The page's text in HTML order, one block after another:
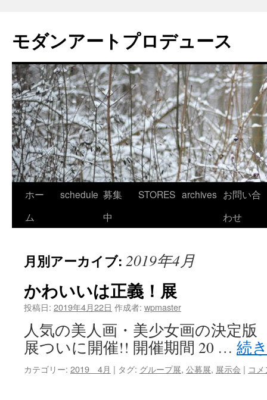
モダンアートプロデュース
へ
キ
ッ
ホー
ム
schedule 募集
中
STORES archives お問い合
わせ
月別アーカイブ: 2019年4月
かわいいは正義！展
投稿日: 2019年4月22日 作成者: wpmaster
人気の美人画・美少女画の決定
展ついに開催!! 開催期間 20 … 続
カテゴリー: 2019 4月 | タグ: グループ展, 公募展, 展示会 | コ